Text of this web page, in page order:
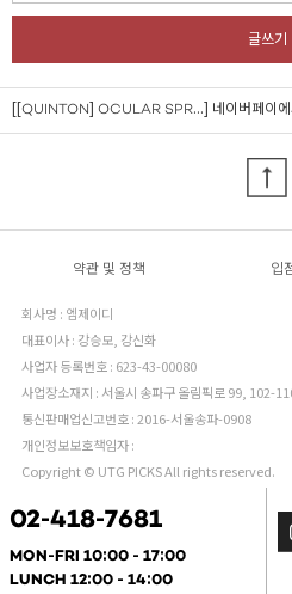
글쓰기
[[QUINTON] OCULAR SPR...] 네이버페이
약관 및 정책 입
회사명 : 엠제이디
대표이사 : 강승모, 강신화
사업자 등록번호 : 623-43-00080
사업장소재지 : 서울시 송파구 올림픽로 99, 102-
통신판매업신고번호 : 2016-서울송파-0908
개인정보보호책임자 :
Copyright © UTG PICKS All rights reserved.
02-418-7681
MON-FRI 10:00 - 17:00
LUNCH 12:00 - 14:00